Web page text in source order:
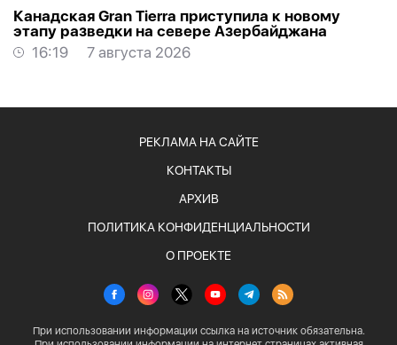
Канадская Gran Tierra приступила к новому
этапу разведки на севере Азербайджана
16:19
7 августа 2026
РЕКЛАМА НА САЙТЕ
КОНТАКТЫ
АРХИВ
ПОЛИТИКА КОНФИДЕНЦИАЛЬНОСТИ
О ПРОЕКТЕ
При использовании информации ссылка на источник обязательна.